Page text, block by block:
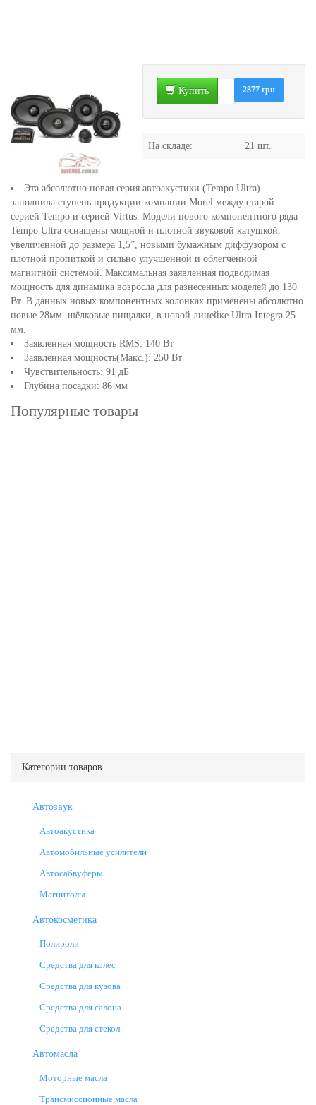
Купить 2877 грн
На складе: 21 шт.
Эта абсолютно новая серия автоакустики (Tempo Ultra)
заполнила ступень продукции компании Morel между старой
серией Tempo и серией Virtus. Модели нового компонентного ряда
Tempo Ultra оснащены мощной и плотной звуковой катушкой,
увеличенной до размера 1,5”, новыми бумажным диффузором с
плотной пропиткой и сильно улучшенной и облегченной
магнитной системой. Максимальная заявленная подводимая
мощность для динамика возросла для разнесенных моделей до 130
Вт. В данных новых компонентных колонках применены абсолютно
новые 28мм. шёлковые пищалки, в новой линейке Ultra Integra 25
мм.
Заявленная мощность RMS: 140 Вт
Заявленная мощность(Макс.): 250 Вт
Чувствительность: 91 дБ
Глубина посадки: 86 мм
Популярные товары
Категории товаров
Автозвук
Автоакустика
Автомобильные усилители
Автосабвуферы
Магнитолы
Автокосметика
Полироли
Средства для колес
Средства для кузова
Средства для салона
Средства для стекол
Автомасла
Моторные масла
Трансмиссионные масла